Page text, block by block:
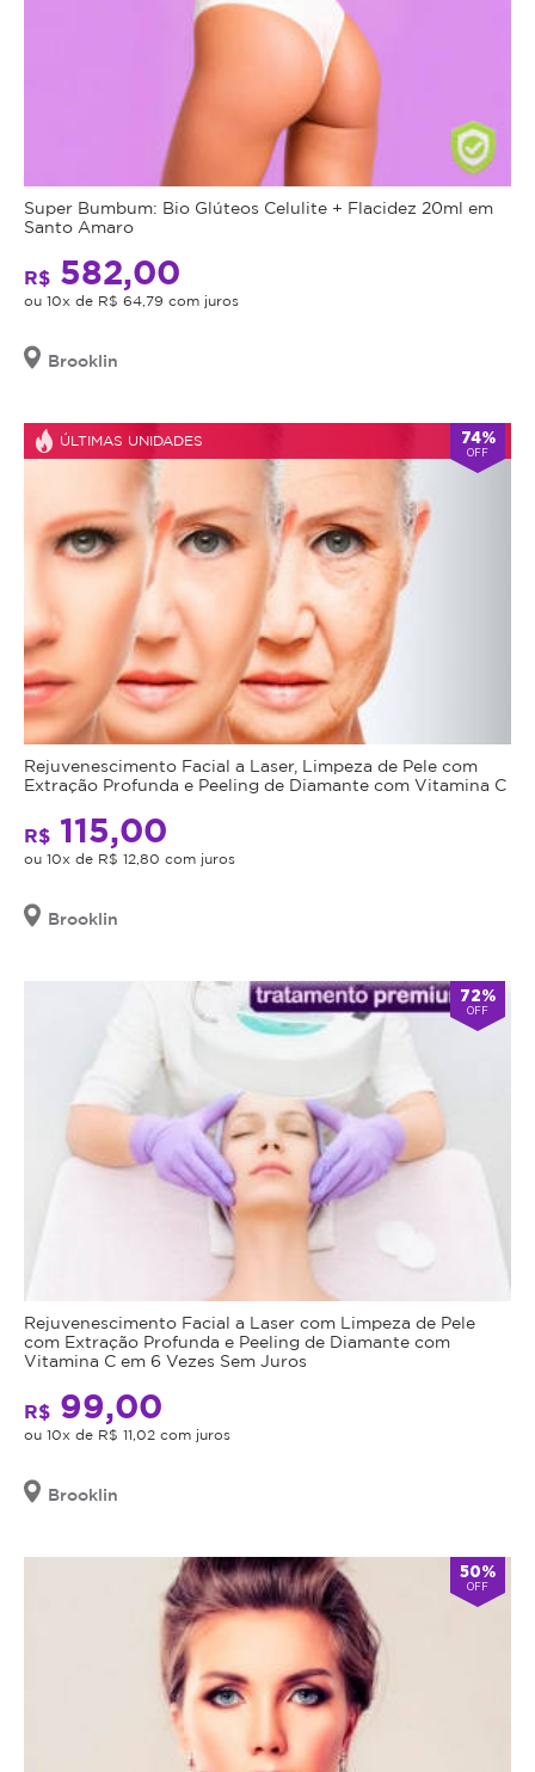
Super Bumbum: Bio Glúteos Celulite + Flacidez 20ml em
Santo Amaro
R$ 582,00
ou 10x de R$ 64,79 com juros
Brooklin
ÚLTIMAS UNIDADES 74%
OFF
Rejuvenescimento Facial a Laser, Limpeza de Pele com
Extração Profunda e Peeling de Diamante com Vitamina C
R$ 115,00
ou 10x de R$ 12,80 com juros
Brooklin
72%
OFF
Rejuvenescimento Facial a Laser com Limpeza de Pele
com Extração Profunda e Peeling de Diamante com
Vitamina C em 6 Vezes Sem Juros
R$ 99,00
ou 10x de R$ 11,02 com juros
Brooklin
50%
OFF